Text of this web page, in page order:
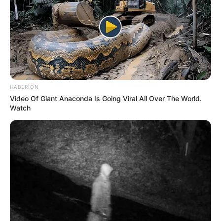
Sabah bu yerlərə leysan yağacaq -hava
PROQNOZU
248 0 0
23:27 / 06 Avqust 2026
"Yer kürəsinin cazibəsi bu tarixdə 7
saniyə yox olacaq" - İddia
HABERION
Video Of Giant Anaconda Is Going Viral All Over The World.
Watch